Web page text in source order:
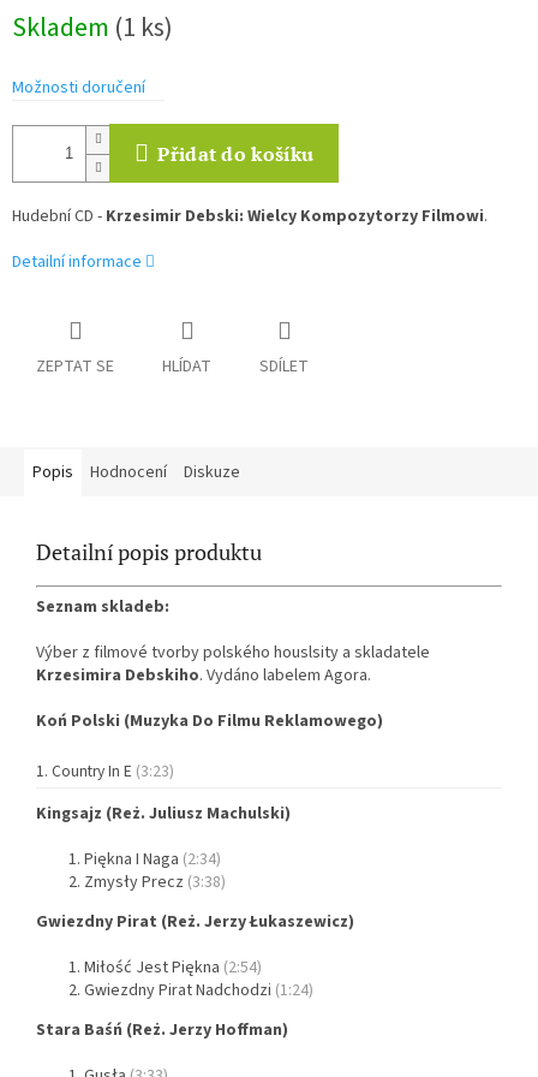
cena:
Skladem (1 ks)
Možnosti doručení
Přidat do košíku
Hudební CD - Krzesimir Debski: Wielcy Kompozytorzy Filmowi.
Detailní informace
ZEPTAT SE HLÍDAT SDÍLET
Popis Hodnocení Diskuze
Detailní popis produktu
Seznam skladeb:
Výber z filmové tvorby polského houslsity a skladatele
Krzesimira Debskiho. Vydáno labelem Agora.
Koń Polski (Muzyka Do Filmu Reklamowego)
Country In E (3:23)
Kingsajz (Reż. Juliusz Machulski)
Piękna I Naga (2:34)
Zmysły Precz (3:38)
Gwiezdny Pirat (Reż. Jerzy Łukaszewicz)
Miłość Jest Piękna (2:54)
Gwiezdny Pirat Nadchodzi (1:24)
Stara Baśń (Reż. Jerzy Hoffman)